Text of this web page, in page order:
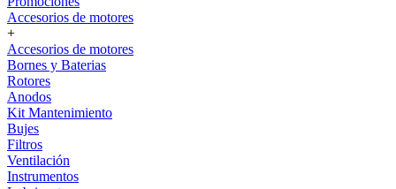
Accesorios de motores
+
Accesorios de motores
Bornes y Baterias
Rotores
Anodos
Kit Mantenimiento
Bujes
Filtros
Ventilación
Instrumentos